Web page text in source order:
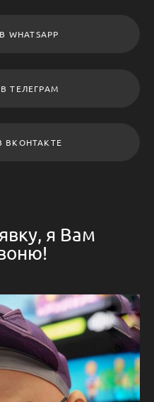
ТЕЛЕГРАМ
ВКОНТАКТЕ
я Вам